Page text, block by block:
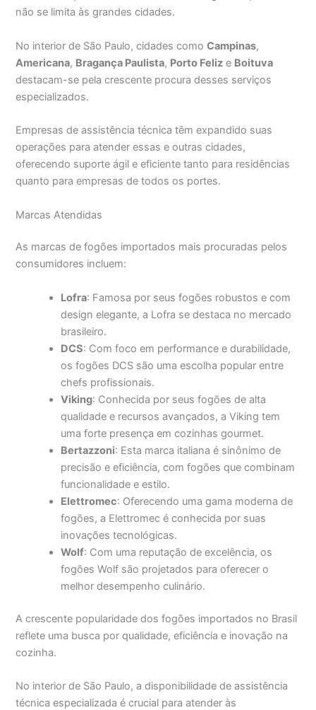
não se limita às grandes cidades.
No interior de São Paulo, cidades comoCampinas,
Americana, Bragança Paulista, Porto Feliz e Boituva
destacam-se pela crescente procura desses serviços
especializados.
Empresas de assistência técnica têm expandido suas
operações para atender essas e outras cidades,
oferecendo suporte ágil e eficiente tanto para residências
quanto para empresas de todos os portes.
Marcas Atendidas
As marcas de fogões importados mais procuradas pelos
consumidores incluem:
Lofra: Famosa por seus fogões robustos e com
design elegante, a Lofra se destaca no mercado
brasileiro.
DCS: Com foco em performance e durabilidade,
os fogões DCS são uma escolha popular entre
chefs profissionais.
Viking: Conhecida por seus fogões de alta
qualidade e recursos avançados, a Viking tem
uma forte presença em cozinhas gourmet.
Bertazzoni: Esta marca italiana é sinônimo de
precisão e eficiência, com fogões que combinam
funcionalidade e estilo.
Elettromec: Oferecendo uma gama moderna de
fogões, a Elettromec é conhecida por suas
inovações tecnológicas.
Wolf: Com uma reputação de excelência, os
fogões Wolf são projetados para oferecer o
melhor desempenho culinário.
A crescente popularidade dos fogões importados no Brasil
reflete uma busca por qualidade, eficiência e inovação na
cozinha.
No interior de São Paulo, a disponibilidade de assistência
técnica especializada é crucial para atender às